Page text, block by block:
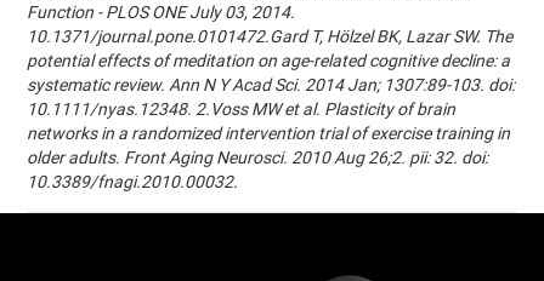
Function - PLOS ONE July 03, 2014.
10.1371/journal.pone.0101472.Gard T, Hölzel BK, Lazar SW. The
potential effects of meditation on age-related cognitive decline: a
systematic review. Ann N Y Acad Sci. 2014 Jan; 1307:89-103. doi:
10.1111/nyas.12348. 2.Voss MW et al. Plasticity of brain
networks in a randomized intervention trial of exercise training in
older adults. Front Aging Neurosci. 2010 Aug 26;2. pii: 32. doi:
10.3389/fnagi.2010.00032.